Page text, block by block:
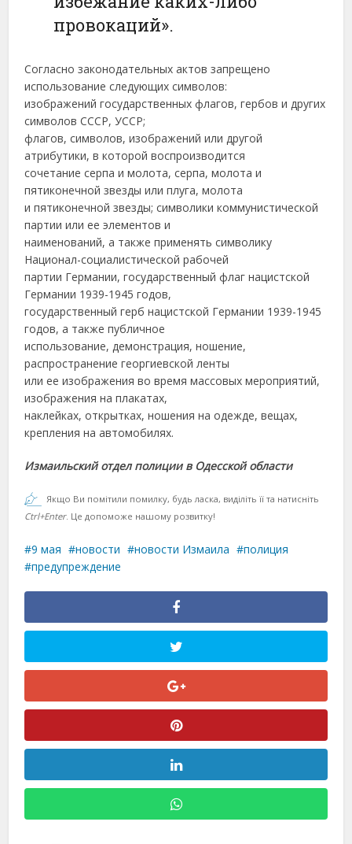
провокаций».
Согласно законодательных актов запрещено
использование следующих символов:
изображений государственных флагов, гербов и других
символов СССР, УССР;
флагов, символов, изображений или другой
атрибутики, в которой воспроизводится
сочетание серпа и молота, серпа, молота и
пятиконечной звезды или плуга, молота
и пятиконечной звезды; символики коммунистической
партии или ее элементов и
наименований, а также применять символику
Национал-социалистической рабочей
партии Германии, государственный флаг нацистской
Германии 1939-1945 годов,
государственный герб нацистской Германии 1939-1945
годов, а также публичное
использование, демонстрация, ношение,
распространение георгиевской ленты
или ее изображения во время массовых мероприятий,
изображения на плакатах,
наклейках, открытках, ношения на одежде, вещах,
крепления на автомобилях.
Измаильский отдел полиции в Одесской области
Якщо Ви помітили помилку, будь ласка, виділіть її та натисніть
Ctrl+Enter. Це допоможе нашому розвитку!
9 мая новости новости Измаила
полиция
предупреждение